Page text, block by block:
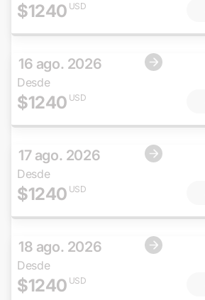
$1240 USD
16 ago. 2026
Desde
$1240 USD
17 ago. 2026
Desde
$1240 USD
18 ago. 2026
Desde
$1240 USD